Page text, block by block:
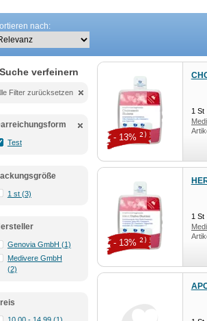
nach:
Suche verfeinern
Filter zurücksetzen
Test
1 st (3)
Genovia GmbH (1)
Medivere GmbH
(2)
1 St
- 13% 2)
1 St
- 13% 2)